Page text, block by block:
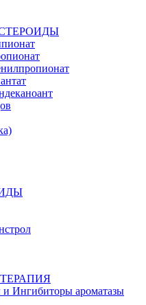
и Ингибиторы ароматазы